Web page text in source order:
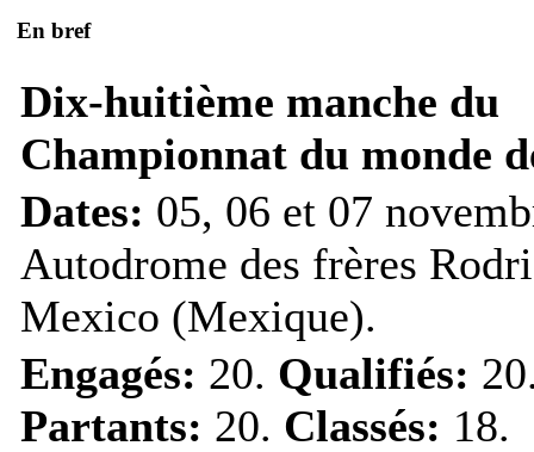
En bref
Dix-huitième manche du
Championnat du monde
Dates: 05, 06 et 07
Autodrome des frères
Mexico (Mexique).
Engagés: 20. Qualifiés:
Partants: 20. Classés: 18.